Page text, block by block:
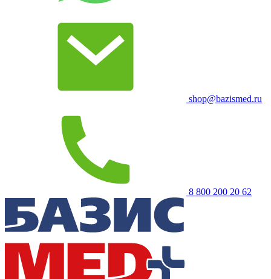
shop@bazismed.ru
8 800 200 20 62